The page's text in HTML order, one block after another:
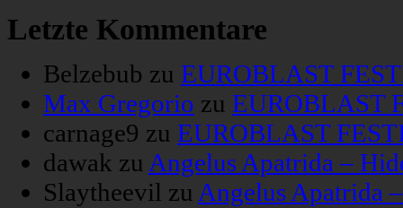
Letzte Kommentare
Belzebub zu EUROBLAST
Max Gregorio zu EUROBLAST
carnage9 zu EUROBLAST
dawak zu Angelus Apatrida –
Slaytheevil zu Angelus Apatrida